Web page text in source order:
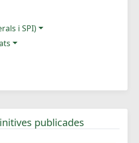
i SPI)
publicades